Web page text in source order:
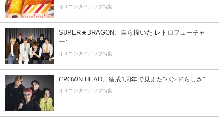
オリコンタイアップ特集
SUPER★DRAGON、自ら描いた”レトロフューチャ
ー”
オリコンタイアップ特集
CROWN HEAD、結成1周年で見えた”バンドらしさ”
オリコンタイアップ特集